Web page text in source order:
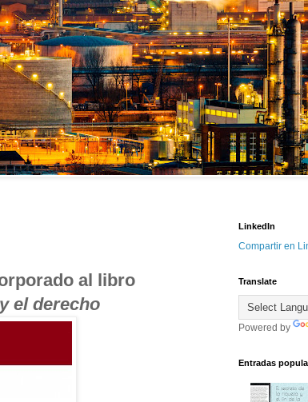
al libro
el derecho
LinkedIn
Compartir en
Translate
Powered by
Entradas